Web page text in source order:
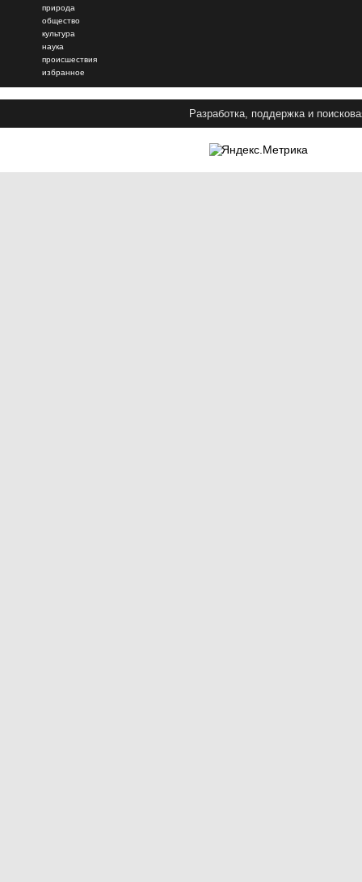
природа
общество
культура
наука
происшествия
избранное
Разработка, поддержка и